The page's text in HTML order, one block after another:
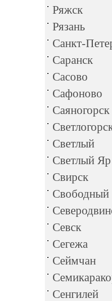
Ряжск
Рязань
Санкт-
Саранск
Сасово
Сафоново
Саяногорск
Светлый
Светлый Яр
Свирск
Свободный
Севск
Сегежа
Сеймчан
Сенгилей